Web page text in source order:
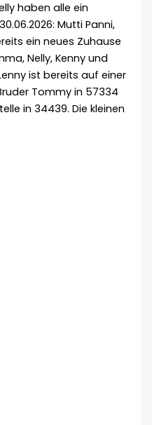
haben alle ein
Mutti Panni,
ein neues Zuhause
Nelly, Kenny und
ist bereits auf einer
Tommy in 57334
in 34439. Die kleinen